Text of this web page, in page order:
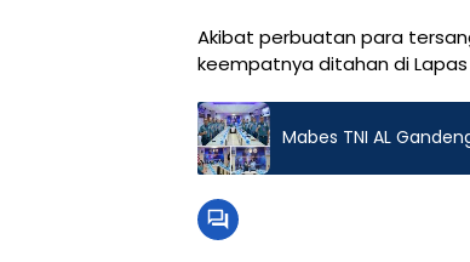
Akibat perbuatan para
keempatnya ditahan di
Mabes TNI AL